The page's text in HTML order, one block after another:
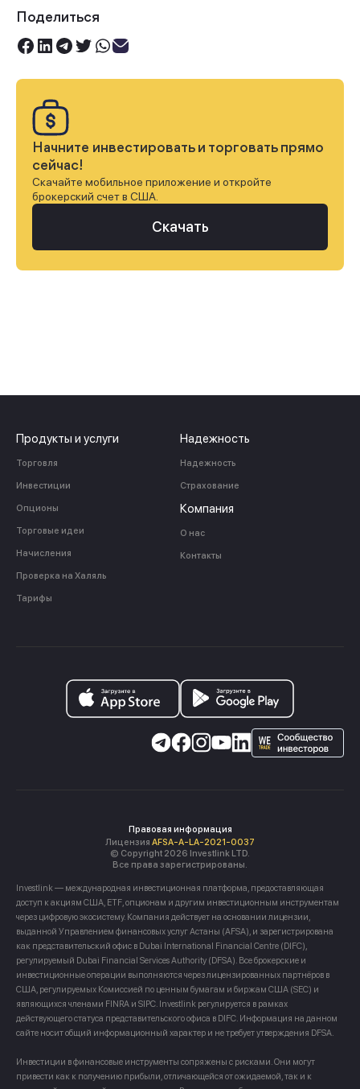
Поделиться
Начните инвестировать и торговать прямо
сейчас!
Скачайте мобильное приложение и откройте
брокерский счет в США.
Скачать
Продукты и услуги
Торговля
Инвестиции
Опционы
Торговые идеи
Начисления
Проверка на Халяль
Тарифы
Надежность
Надежность
Страхование
Компания
О нас
Контакты
Правовая информация
Лицензия AFSA-A-LA-2021-0037
© Copyright 2026 Investlink LTD.
Все права зарегистрированы.
Investlink — международная инвестиционная платформа, предоставляющая
доступ к акциям США, ETF, опционам и другим инвестиционным инструментам
через цифровую экосистему. Компания действует на основании лицензии,
выданной Управлением финансовых услуг Астаны (AFSA), и зарегистрирована
как представительский офис в Dubai International Financial Centre (DIFC),
регулируемый Dubai Financial Services Authority (DFSA). Все брокерские и
инвестиционные операции выполняются через лицензированных партнёров в
США, регулируемых Комиссией по ценным бумагам и биржам США (SEC) и
являющихся членами FINRA и SIPC. Investlink регулируется в рамках
действующего статуса представительского офиса в DIFC. Информация на данном
сайте носит общий информационный характер и не требует утверждения DFSA.
Инвестиции в финансовые инструменты сопряжены с рисками. Они могут
привести как к получению прибыли, отличающейся от ожидаемой, так и к